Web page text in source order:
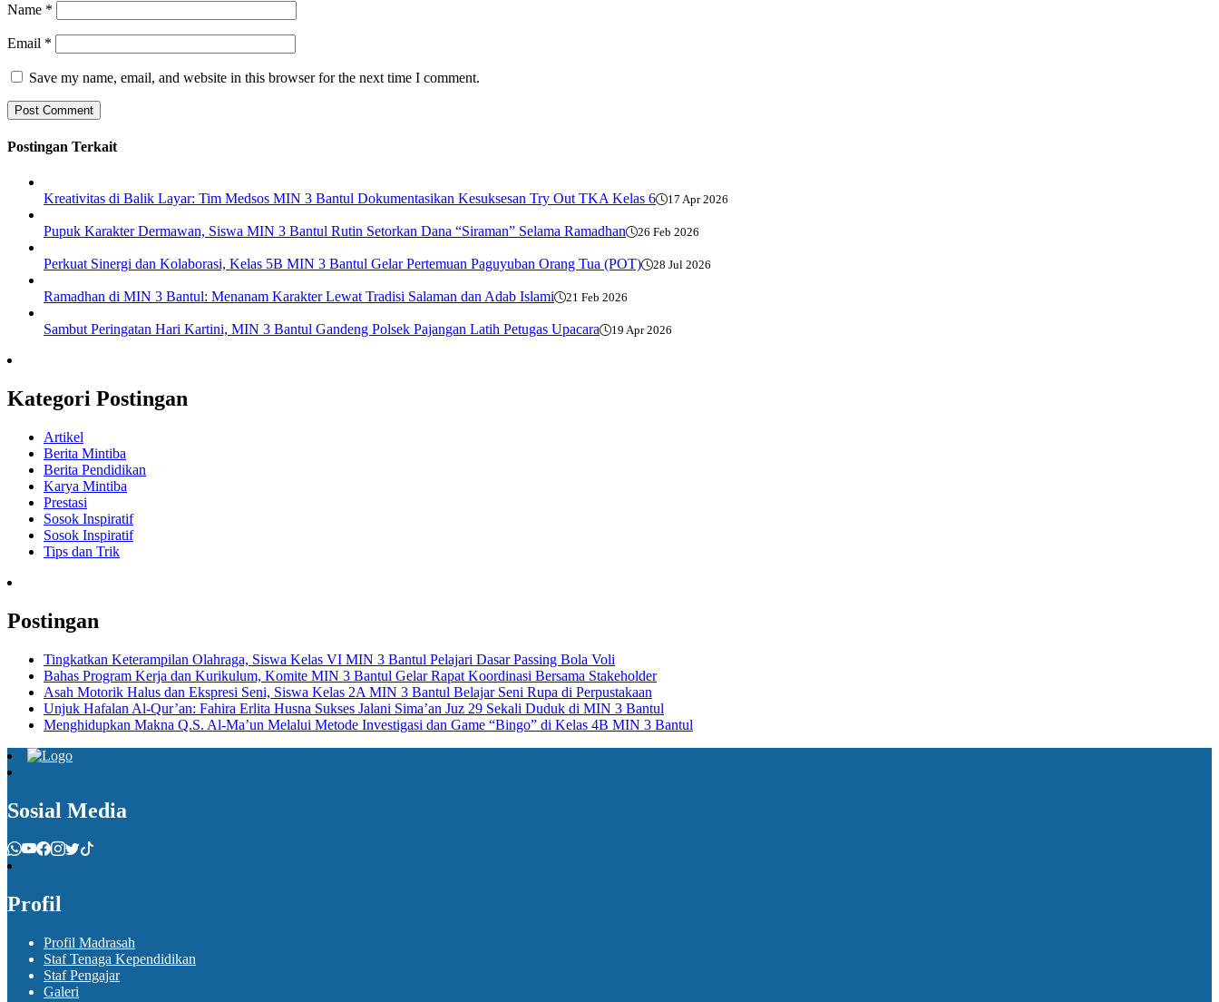
Name *
Email *
Save my name, email, and website in this browser for the next time I comment.
Postingan Terkait
Kreativitas di Balik Layar: Tim Medsos MIN 3 Bantul Dokumentasikan Kesuksesan Try Out TKA Kelas 6 17 Apr 2026
Pupuk Karakter Dermawan, Siswa MIN 3 Bantul Rutin Setorkan Dana “Siraman” Selama Ramadhan 26 Feb 2026
Perkuat Sinergi dan Kolaborasi, Kelas 5B MIN 3 Bantul Gelar Pertemuan Paguyuban Orang Tua (POT) 28 Jul 2026
Ramadhan di MIN 3 Bantul: Menanam Karakter Lewat Tradisi Salaman dan Adab Islami 21 Feb 2026
Sambut Peringatan Hari Kartini, MIN 3 Bantul Gandeng Polsek Pajangan Latih Petugas Upacara 19 Apr 2026
Kategori Postingan
Artikel
Berita Mintiba
Berita Pendidikan
Karya Mintiba
Prestasi
Sosok Inspiratif
Sosok Inspiratif
Tips dan Trik
Postingan
Tingkatkan Keterampilan Olahraga, Siswa Kelas VI MIN 3 Bantul Pelajari Dasar Passing Bola Voli
Bahas Program Kerja dan Kurikulum, Komite MIN 3 Bantul Gelar Rapat Koordinasi Bersama Stakeholder
Asah Motorik Halus dan Ekspresi Seni, Siswa Kelas 2A MIN 3 Bantul Belajar Seni Rupa di Perpustakaan
Unjuk Hafalan Al-Qur’an: Fahira Erlita Husna Sukses Jalani Sima’an Juz 29 Sekali Duduk di MIN 3 Bantul
Menghidupkan Makna Q.S. Al-Ma’un Melalui Metode Investigasi dan Game “Bingo” di Kelas 4B MIN 3 Bantul
Sosial Media
Profil
Profil Madrasah
Staf Tenaga Kependidikan
Staf Pengajar
Galeri